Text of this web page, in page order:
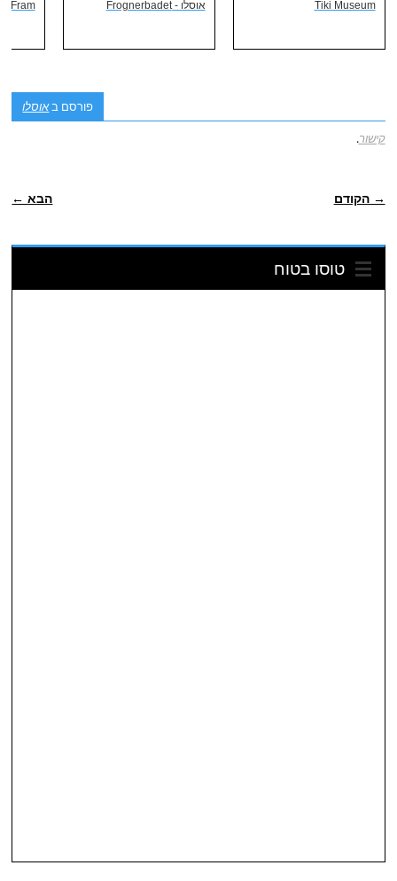
Tiki Museum אוסלו - Frognerbadet Fram
פורסם באוסלו
קישור.
→ הקודם הבא ←
טוסו בטוח